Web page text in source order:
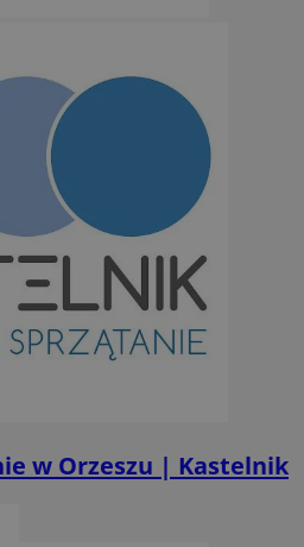
w Orzeszu | Kastelnik
Wydajność
umożliwiają korzystanie z podstawowych
użytkownika i zarządzanie kontem. Bez
korzystać ze strony internetowej.
Provider/
Domena